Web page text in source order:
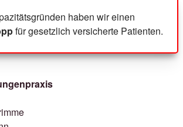
haben wir einen
für gesetzlich versicherte Patienten.